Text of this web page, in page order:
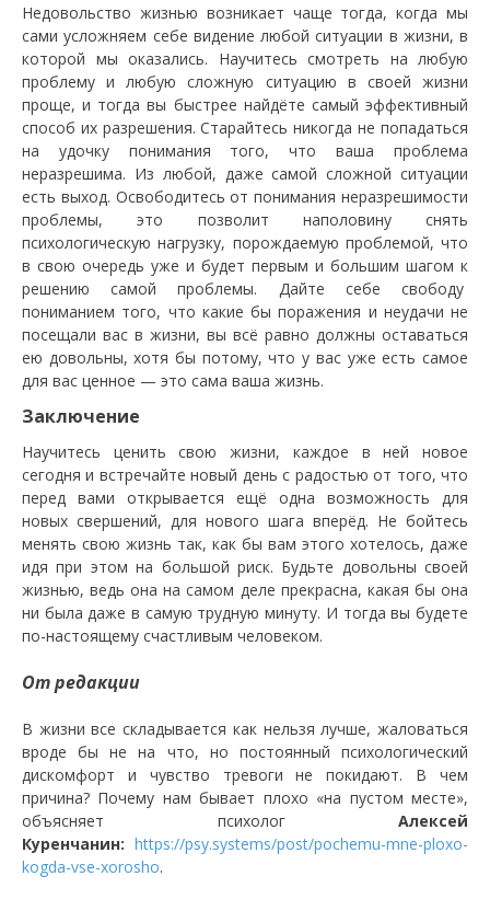
Недовольство жизнью возникает чаще тогда, когда мы
сами усложняем себе видение любой ситуации в жизни, в
которой мы оказались. Научитесь смотреть на любую
проблему и любую сложную ситуацию в своей жизни
проще, и тогда вы быстрее найдёте самый эффективный
способ их разрешения. Старайтесь никогда не попадаться
на удочку понимания того, что ваша проблема
неразрешима. Из любой, даже самой сложной ситуации
есть выход. Освободитесь от понимания неразрешимости
проблемы, это позволит наполовину снять
психологическую нагрузку, порождаемую проблемой, что
в свою очередь уже и будет первым и большим шагом к
решению самой проблемы. Дайте себе свободу
пониманием того, что какие бы поражения и неудачи не
посещали вас в жизни, вы всё равно должны оставаться
ею довольны, хотя бы потому, что у вас уже есть самое
для вас ценное — это сама ваша жизнь.
Заключение
Научитесь ценить свою жизни, каждое в ней новое
сегодня и встречайте новый день с радостью от того, что
перед вами открывается ещё одна возможность для
новых свершений, для нового шага вперёд. Не бойтесь
менять свою жизнь так, как бы вам этого хотелось, даже
идя при этом на большой риск. Будьте довольны своей
жизнью, ведь она на самом деле прекрасна, какая бы она
ни была даже в самую трудную минуту. И тогда вы будете
по-настоящему счастливым человеком.
От редакции
В жизни все складывается как нельзя лучше, жаловаться
вроде бы не на что, но постоянный психологический
дискомфорт и чувство тревоги не покидают. В чем
причина? Почему нам бывает плохо «на пустом месте»,
объясняет психолог Алексей
Куренчанин: https://psy.systems/post/pochemu-mne-ploxo-
kogda-vse-xorosho.